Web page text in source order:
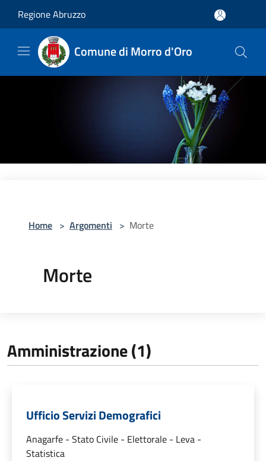
Regione Abruzzo
Comune di Morro d'Oro
Home > Argomenti > Morte
Morte
Amministrazione (1)
Ufficio Servizi Demografici
Anagarfe - Stato Civile - Elettorale - Leva -
Statistica